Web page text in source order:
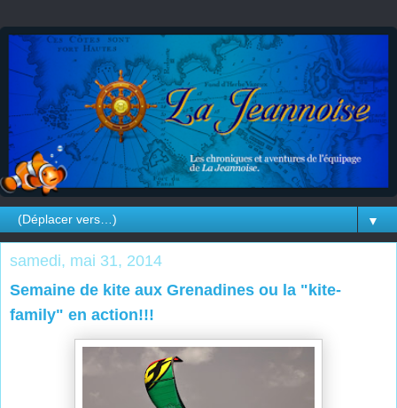
▼
samedi, mai 31, 2014
Semaine de kite aux Grenadines ou la "kite-
family" en action!!!